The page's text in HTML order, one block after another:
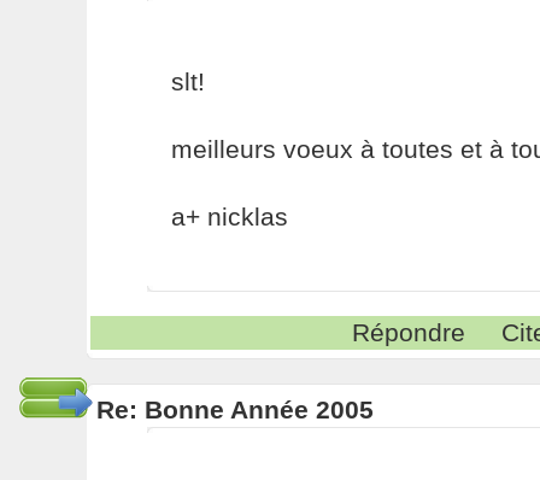
slt!
meilleurs voeux à toutes et à
a+ nicklas
Répondre
Re: Bonne Année 2005